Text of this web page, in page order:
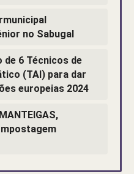
no Sabugal
de 6 Técnicos de
(TAI) para dar
europeias 2024